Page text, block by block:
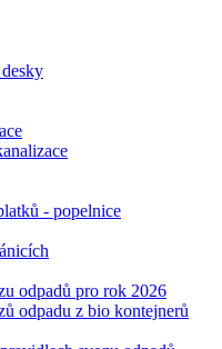
- popelnice
odpadů pro rok 2026
odpadu z bio kontejnerů